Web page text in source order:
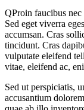
QProin faucibus nec
Sed eget viverra
accumsan. Cras
tincidunt. Cras
vulputate eleifend
vitae, eleifend ac,
Sed ut perspiciatis,
accusantium